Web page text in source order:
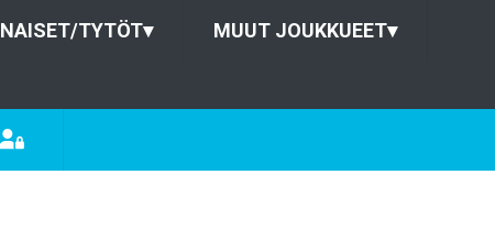
NAISET/TYTÖT▾ MUUT JOUKKUEET▾